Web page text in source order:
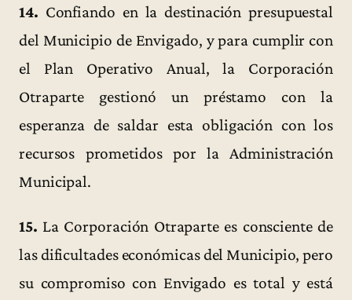
14. Confiando en la destinación presupuestal
del Municipio de Envigado, y para cumplir con
el Plan Operativo Anual, la Corporación
Otraparte gestionó un préstamo con la
esperanza de saldar esta obligación con los
recursos prometidos por la Administración
Municipal.
15. La Corporación Otraparte es consciente de
las dificultades económicas del Municipio, pero
su compromiso con Envigado es total y está